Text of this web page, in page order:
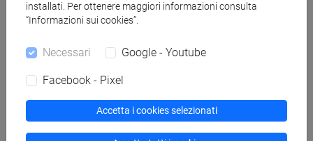
ESERCITAZIONI DI LINGUA URDU 1 MOD.1A
installati. Per ottenere maggiori informazioni consulta
“Informazioni sui cookies”.
Necessari Google - Youtube
Facebook - Pixel
Accetta i cookies selezionati